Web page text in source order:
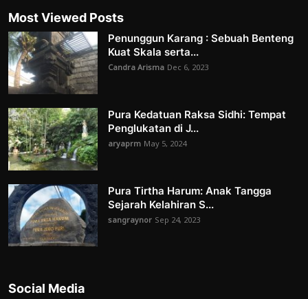
Most Viewed Posts
Penunggun Karang : Sebuah Benteng
Kuat Skala serta...
Candra Arisma Dec 6, 2023
Pura Kedatuan Raksa Sidhi: Tempat
Penglukatan di J...
aryaprm May 5, 2024
Pura Tirtha Harum: Anak Tangga
Sejarah Kelahiran S...
sangraynor Sep 24, 2023
Social Media